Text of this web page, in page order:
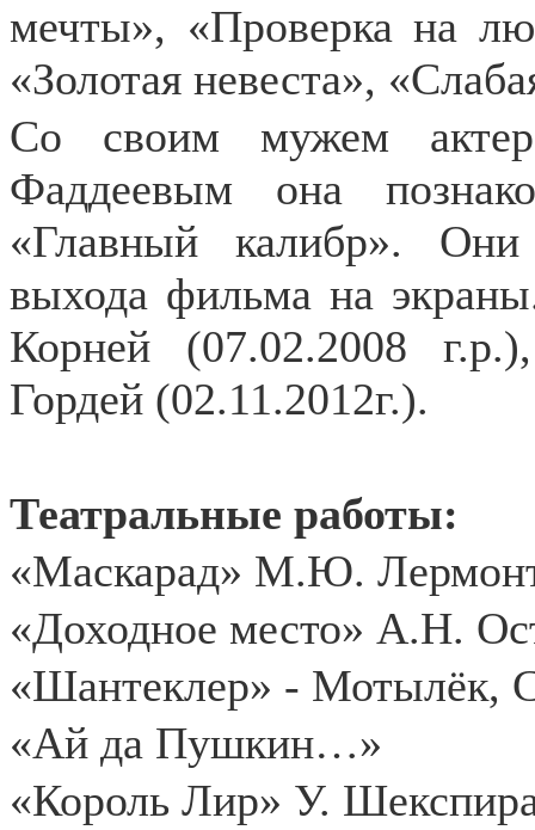
мечты», «Проверка на
«Золотая невеста»,
Со своим мужем
Фаддеевым она
«Главный калибр».
выхода фильма на
Корней (07.02.2008
Гордей (02.11.2012г.).
Театральные работы:
«Маскарад» М.Ю.
«Доходное место» А.Н.
«Шантеклер» - Мотылёк,
«Ай да Пушкин…»
«Король Лир» У.